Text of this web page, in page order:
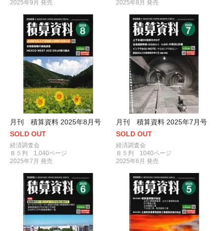
2025年9月 発売
2025年8月 発売
月刊 積算資料 2025年8月号
SOLD OUT
経済調査会
Ｂ５判 1,040ページ
2025年7月 発売
月刊 積算資料 2025年7月号
SOLD OUT
経済調査会
Ｂ５判 1040ページ
2025年6月 発売